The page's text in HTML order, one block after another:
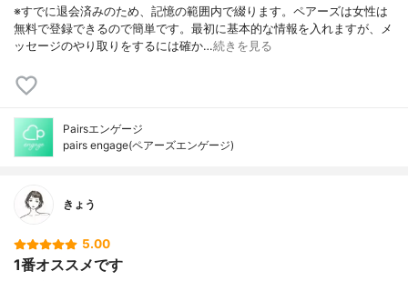
※すでに退会済みのため、記憶の範囲内で綴ります。ペアーズは女性は
無料で登録できるので簡単です。最初に基本的な情報を入れますが、メ
ッセージのやり取りをするには確か…続きを見る
Pairsエンゲージ
pairs engage(ペアーズエンゲージ)
きょう
5.00
1番オススメです